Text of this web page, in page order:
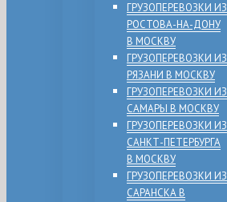
ГРУЗОПЕРЕВОЗКИ ИЗ
РОСТОВА-НА-ДОНУ
В МОСКВУ
ГРУЗОПЕРЕВОЗКИ ИЗ
РЯЗАНИ В МОСКВУ
ГРУЗОПЕРЕВОЗКИ ИЗ
САМАРЫ В МОСКВУ
ГРУЗОПЕРЕВОЗКИ ИЗ
САНКТ-ПЕТЕРБУРГА
В МОСКВУ
ГРУЗОПЕРЕВОЗКИ ИЗ
САРАНСКА В